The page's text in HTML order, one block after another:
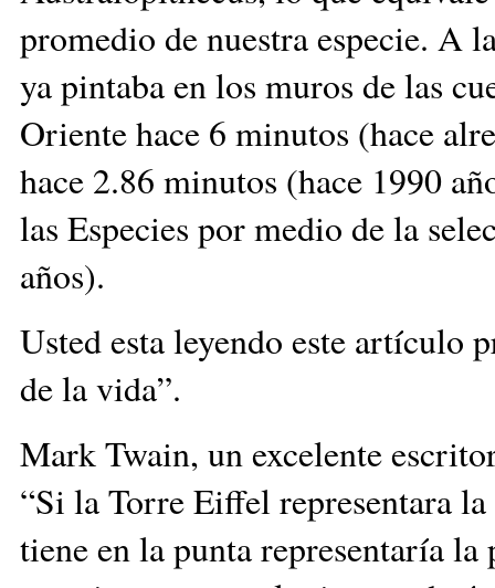
promedio de nuestra especie. A
ya pintaba en los muros de las
Oriente hace 6 minutos (hace
hace 2.86 minutos (hace 1990
las Especies por medio de la
años).
Usted esta leyendo este artículo
de la vida”.
Mark Twain, un excelente
“Si la Torre Eiffel representara
tiene en la punta representaría